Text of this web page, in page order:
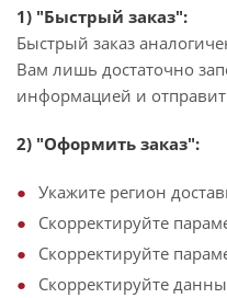
1) "Быстрый заказ":
Быстрый заказ
Вам лишь достаточно
информацией и
2) "Оформить заказ":
Укажите регион
Скорректируйте
Скорректируйте
Скорректируйте